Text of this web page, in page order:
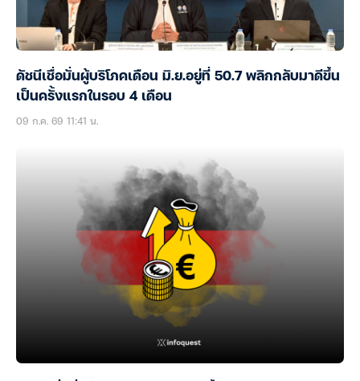
ดัชนีเชื่อมั่นผู้บริโภคเดือน มิ.ย.อยู่ที่ 50.7 พลิกกลับมาดีขึ้น
เป็นครั้งแรกในรอบ 4 เดือน
09 ก.ค. 69 11:41 น.